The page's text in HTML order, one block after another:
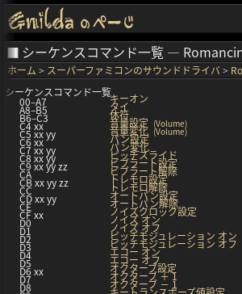
シーケンスコマンド一覧 —
ホーム スーパーファミコンのサウンドドライバ
シーケンスコマンド一覧
00–A7 キーオン
A8–B5
タイ
B6–C3
休符
C4 xx
音量設定 (Volume)
C5 xx yy
音量変化 (Volume)
C6 xx
パン設定
C7 xx yy
パン変化
C8 xx yy
ピッチスライド
C9 xx yy zz
ビブラート設定
CA
ビブラート解除
CB xx yy zz
トレモロ設定
CC
トレモロ解除
CD xx yy
オートパン設定
CE
オートパン解除
CF xx
ノイズクロック設定
D0
ノイズ オン
D1
ノイズ オフ
D2
ピッチモジュレーション オン
D3
ピッチモジュレーション オフ
D4
エコー オン
D5
エコー オフ
D6 xx
オクターブ設定
D7
オクターブ ＋ 1
D8
オクターブ － 1